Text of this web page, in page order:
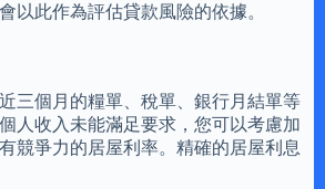
以此作為評估貸款風險的依據。
三個月的糧單、稅單、銀行月結單等
人收入未能滿足要求，您可以考慮加
競爭力的居屋利率。精確的居屋利息